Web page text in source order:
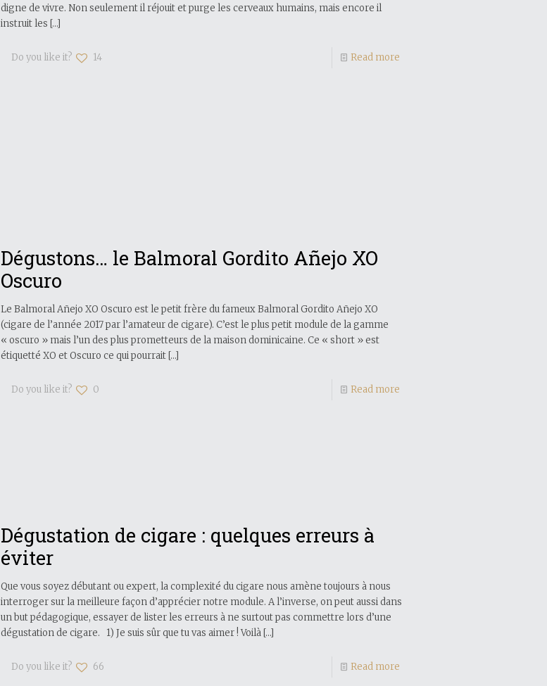
digne de vivre. Non seulement il réjouit et purge les cerveaux humains, mais encore il
instruit les […]
Do you like it? 14 Read more
Dégustons… le Balmoral Gordito Añejo XO
Oscuro
Le Balmoral Añejo XO Oscuro est le petit frère du fameux Balmoral Gordito Añejo XO
(cigare de l’année 2017 par l’amateur de cigare). C’est le plus petit module de la gamme
« oscuro » mais l’un des plus prometteurs de la maison dominicaine. Ce « short » est
étiquetté XO et Oscuro ce qui pourrait[…]
Do you like it? 0 Read more
Dégustation de cigare : quelques erreurs à
éviter
Que vous soyez débutant ou expert, la complexité du cigare nous amène toujours à nous
interroger sur la meilleure façon d’apprécier notre module. A l’inverse, on peut aussi dans
un but pédagogique, essayer de lister les erreurs à ne surtout pas commettre lors d’une
dégustation de cigare. 1) Je suis sûr que tu vas aimer ! Voilà[…]
Do you like it? 66 Read more